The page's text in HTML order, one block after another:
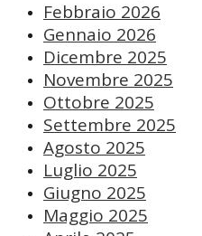
Febbraio 2026
Gennaio 2026
Dicembre 2025
Novembre 2025
Ottobre 2025
Settembre 2025
Agosto 2025
Luglio 2025
Giugno 2025
Maggio 2025